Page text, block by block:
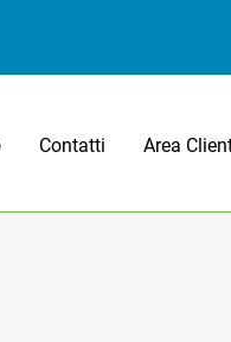
Contatti Area